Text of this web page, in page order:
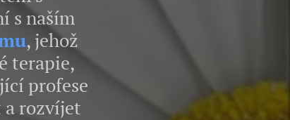
s naším
, jehož
terapie,
profese
a rozvíjet